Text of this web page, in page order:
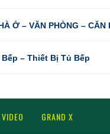
Ở – VĂN PHÒNG – CĂN
– Thiết Bị Tủ Bếp
VIDEO GRAND X